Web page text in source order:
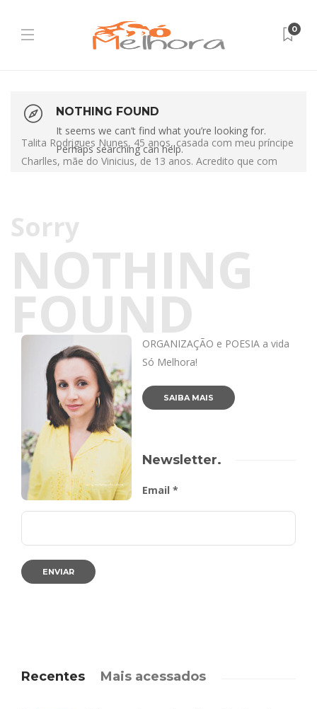
0
NOTHING FOUND
It seems we can’t find what you’re looking for.
Perhaps searching can help.
Sorry
NOTHING
FOUND
Talita Rodrigues Nunes, 45 anos, casada com meu príncipe
Charlles, mãe do Vinicius, de 13 anos. Acredito que com
ORGANIZAÇÃO e POESIA a vida
Só Melhora!
SAIBA MAIS
Newsletter.
Email *
Recentes Mais acessados